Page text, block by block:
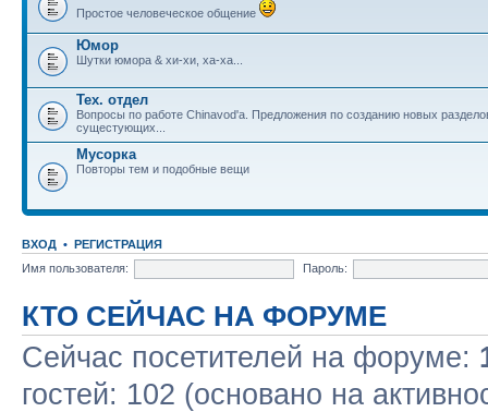
Простое человеческое общение
Юмор
Шутки юмора & хи-хи, ха-ха...
Тех. отдел
Вопросы по работе Chinavod'а. Предложения по созданию новых
сущестующих...
Мусорка
Повторы тем и подобные вещи
ВХОД • РЕГИСТРАЦИЯ
Имя пользователя:
Пароль:
КТО СЕЙЧАС НА ФОРУМЕ
Сейчас посетителей на форуме:
гостей: 102 (основано на